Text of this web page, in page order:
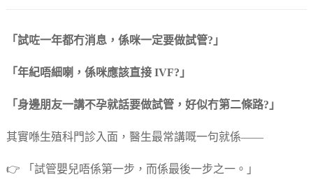
「試咗一年都冇消息，係咪一定要做試管?」
「年紀唔細喇，係咪應該直接 IVF?」
「身邊朋友一講不孕就話要做試管，好似冇第二條路?」
其實喺生殖科門診入面，醫生最常講嘅一句就係——
👉 「試管嬰兒唔係第一步，而係最後一步之一。」